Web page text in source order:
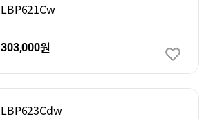
LBP621Cw
303,000원
LBP623Cdw